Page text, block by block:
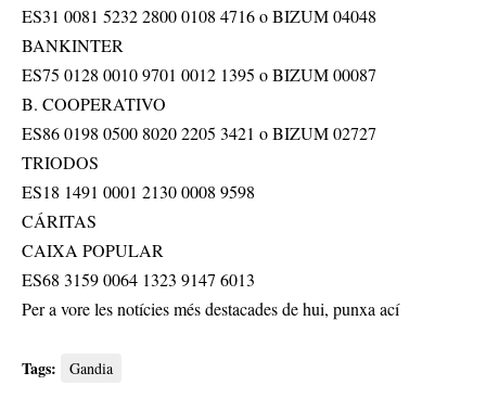
ES31 0081 5232 2800 0108 4716 o BIZUM 04048
BANKINTER
ES75 0128 0010 9701 0012 1395 o BIZUM 00087
B. COOPERATIVO
ES86 0198 0500 8020 2205 3421 o BIZUM 02727
TRIODOS
ES18 1491 0001 2130 0008 9598
CÁRITAS
CAIXA POPULAR
ES68 3159 0064 1323 9147 6013
Per a vore les notícies més destacades de hui, punxa ací
Tags: Gandia